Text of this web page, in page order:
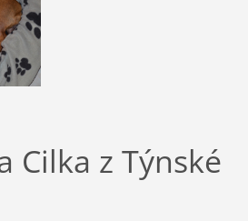
Cilka z Týnské